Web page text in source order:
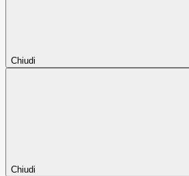
Chiudi
Chiudi